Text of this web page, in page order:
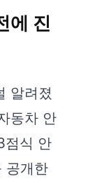
에 진
알려졌
동차 안
점식 안
공개한